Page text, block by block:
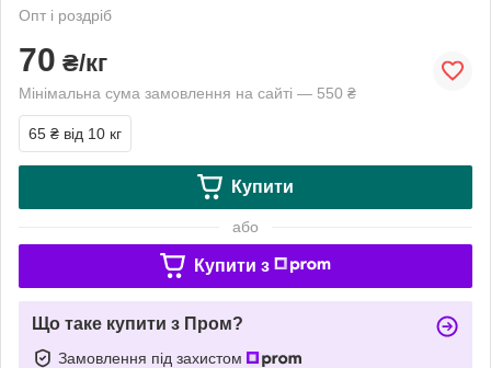
Опт і роздріб
70 ₴/кг
Мінімальна сума замовлення на сайті — 550 ₴
65 ₴ від 10 кг
Купити
або
Купити з
Що таке купити з Пром?
Замовлення під захистом